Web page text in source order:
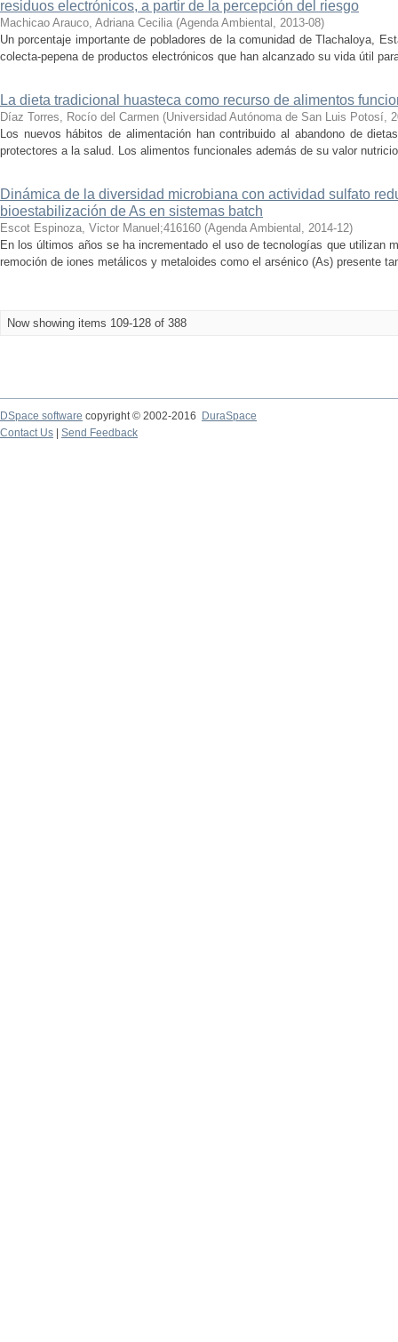
residuos electrónicos, a partir de la percepción del riesgo
Machicao Arauco, Adriana Cecilia (Agenda Ambiental , 2013-08)
Un porcentaje importante de pobladores de la comunidad de Tlachaloya,
colecta-pepena de productos electrónicos que han alcanzado su vida útil
La dieta tradicional huasteca como recurso de alimentos
Díaz Torres, Rocío del Carmen (Universidad Autónoma de San Luis Potosí,
Los nuevos hábitos de alimentación han contribuido al abandono de
protectores a la salud. Los alimentos funcionales además de su valor
Dinámica de la diversidad microbiana con actividad sulfato
bioestabilización de As en sistemas batch
Escot Espinoza, Victor Manuel;416160 (Agenda Ambiental , 2014-12)
En los últimos años se ha incrementado el uso de tecnologías que utilizan
remoción de iones metálicos y metaloides como el arsénico (As) presente
Now showing items 109-128 of 388
DSpace software copyright © 2002-2016
DuraSpace
Contact Us
Send Feedback